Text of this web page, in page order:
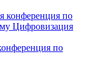
по